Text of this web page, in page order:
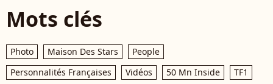
Mots clés
Photo Maison Des Stars
People
Personnalités Françaises
Vidéos 50 Mn Inside TF1